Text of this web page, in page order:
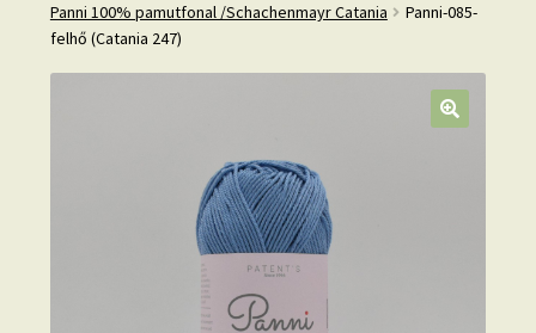
Panni 100% pamutfonal /Schachenmayr Catania
Panni-085-
felhő (Catania 247)